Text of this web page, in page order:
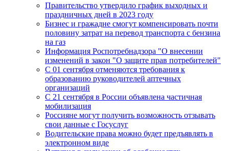
Правительство утвердило график выходных и
праздничных дней в 2023 году
Бизнес и гражадне смогут компенсировать почти
половину затрат на перевод транспорта с бензина
на газ
Информация Роспотребнадзора "О внесении
изменений в закон "О защите прав потребителей"
С 01 сентября отменяются требования к
образованию руководителей аптечных
организаций
С 21 сентября в России объявлена частичная
мобилизация
Россияне могут получить возможность отзывать
свои данные с Госуслуг
Водительские права можно будет предъявлять в
электронном виде